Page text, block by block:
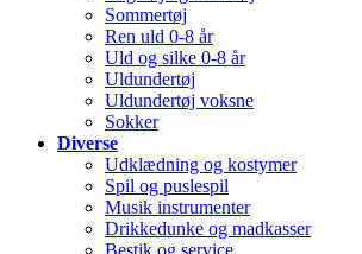
Sommertøj
Ren uld 0-8 år
Uld og silke 0-8 år
Uldundertøj
Uldundertøj voksne
Sokker
Diverse
Udklædning og kostymer
Spil og puslespil
Musik instrumenter
Drikkedunke og madkasser
Bestik og service